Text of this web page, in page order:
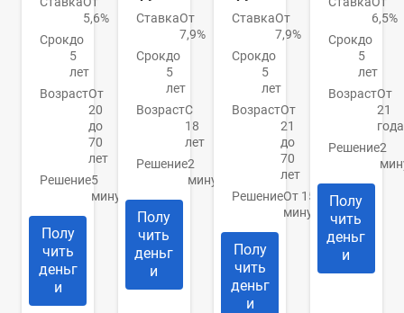
5,6%
Срокдо
5
лет
ВозрастОт
20
до
70
лет
Решение5
минут
Полу
чить
деньг
и
СтавкаОт
7,9%
Срокдо
5
лет
ВозрастС
18
лет
Решение2
минуты
Полу
чить
деньг
и
СтавкаОт
7,9%
Срокдо
5
лет
ВозрастОт
21
до
70
лет
РешениеОт 15
минут
Полу
чить
деньг
и
6,5%
Срокдо
5
лет
ВозрастОт
21
года
Решение2
Полу
чить
деньг
и